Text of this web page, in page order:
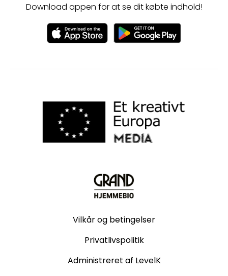
Download appen for at se dit købte indhold!
Vilkår og betingelser
Privatlivspolitik
Administreret af LevelK